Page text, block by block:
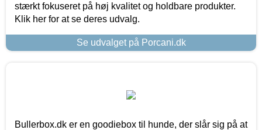
stærkt fokuseret på høj kvalitet og holdbare produkter.
Klik her for at se deres udvalg.
Se udvalget på Porcani.dk
Bullerbox.dk er en goodiebox til hunde, der slår sig på at